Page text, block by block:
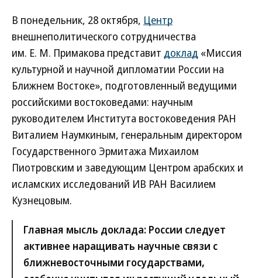
В понедельник, 28 октября, Центр
внешнеполитического сотрудничества
им. Е. М. Примакова представит доклад «Миссия
культурной и научной дипломатии России на
Ближнем Востоке», подготовленный ведущими
российскими востоковедами: научным
руководителем Института востоковедения РАН
Виталием Наумкиным, генеральным директором
Государственного Эрмитажа Михаилом
Пиотровским и заведующим Центром арабских и
исламских исследований ИВ РАН Василием
Кузнецовым.
Главная мысль доклада: России следует
активнее наращивать научные связи с
ближневосточными государствами,